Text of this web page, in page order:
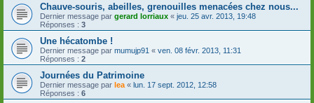
Chauve-souris, abeilles, grenouilles menacées chez nous...
Dernier message par gerard lorriaux « jeu. 25 avr. 2013, 19:48
Réponses : 3
Une hécatombe !
Dernier message par mumujp91 « ven. 08 févr. 2013, 11:31
Réponses : 2
Journées du Patrimoine
Dernier message par lea « lun. 17 sept. 2012, 12:58
Réponses : 6